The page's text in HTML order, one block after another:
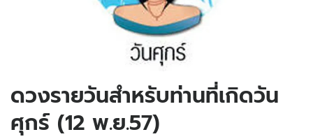
ดวงรายวันสำหรับท่านที่เกิดวัน
ศุกร์ (12 พ.ย.57)